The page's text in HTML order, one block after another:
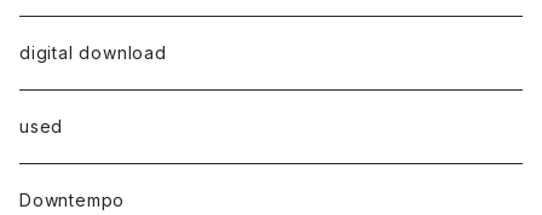
digital download
used
Downtempo